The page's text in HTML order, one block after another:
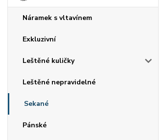
Náramek s vltavínem
Exkluzivní
Leštěné kuličky
Leštěné nepravidelné
Sekané
Pánské